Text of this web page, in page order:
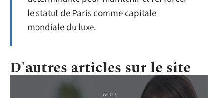
le statut de Paris comme capitale
mondiale du luxe.
D'autres articles sur le site
ACTU